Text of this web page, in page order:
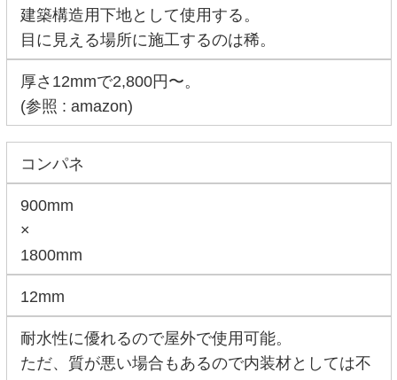
建築構造用下地として使用する。
目に見える場所に施工するのは稀。
厚さ12mmで2,800円〜。
(参照 : amazon)
コンパネ
900mm
×
1800mm
12mm
耐水性に優れるので屋外で使用可能。
ただ、質が悪い場合もあるので内装材としては不